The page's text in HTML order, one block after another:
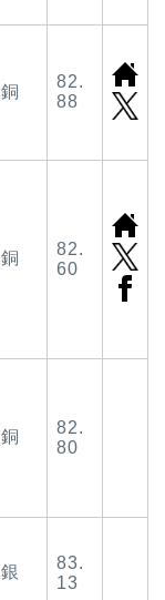
銅
82.
88
銅
82.
60
銅
82.
80
銀
83.
13